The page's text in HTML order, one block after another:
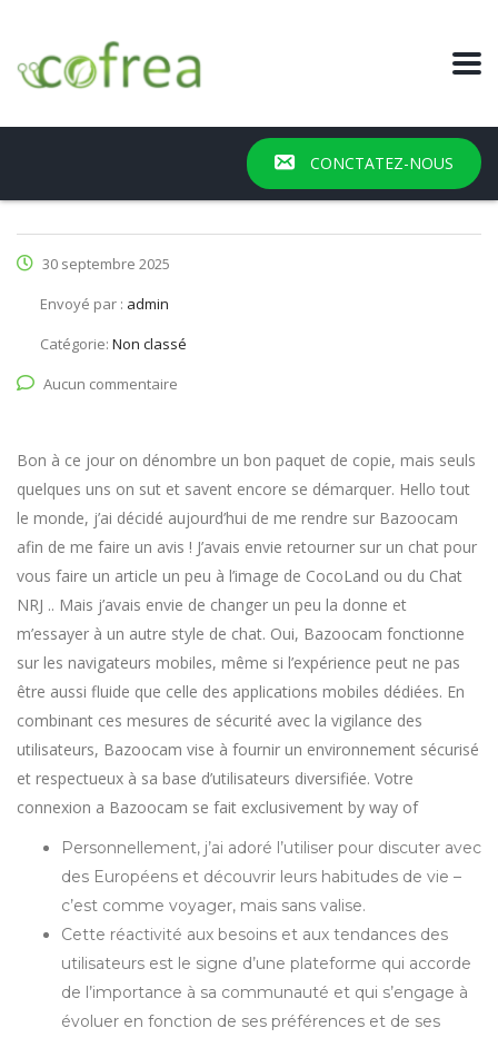
CONCTATEZ-NOUS
30 septembre 2025
Envoyé par : admin
Catégorie: Non classé
Aucun commentaire
Bon à ce jour on dénombre un bon paquet de copie, mais seuls
quelques uns on sut et savent encore se démarquer. Hello tout
le monde, j’ai décidé aujourd’hui de me rendre sur Bazoocam
afin de me faire un avis ! J’avais envie retourner sur un chat pour
vous faire un article un peu à l’image de CocoLand ou du Chat
NRJ .. Mais j’avais envie de changer un peu la donne et
m’essayer à un autre style de chat. Oui, Bazoocam fonctionne
sur les navigateurs mobiles, même si l’expérience peut ne pas
être aussi fluide que celle des applications mobiles dédiées. En
combinant ces mesures de sécurité avec la vigilance des
utilisateurs, Bazoocam vise à fournir un environnement sécurisé
et respectueux à sa base d’utilisateurs diversifiée. Votre
connexion a Bazoocam se fait exclusivement by way of
Personnellement, j’ai adoré l’utiliser pour discuter avec
des Européens et découvrir leurs habitudes de vie –
c’est comme voyager, mais sans valise.
Cette réactivité aux besoins et aux tendances des
utilisateurs est le signe d’une plateforme qui accorde
de l’importance à sa communauté et qui s’engage à
évoluer en fonction de ses préférences et de ses